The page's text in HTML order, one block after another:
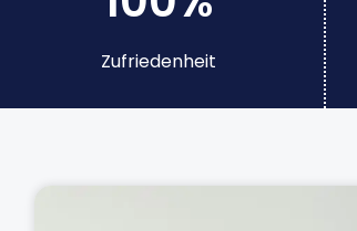
Zufriedenheit